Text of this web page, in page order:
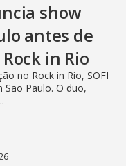
show
antes de
in Rio
no Rock in Rio, SOFI
São Paulo. O duo,